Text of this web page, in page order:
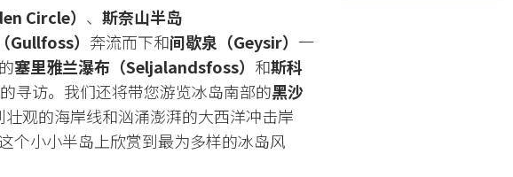
Circle） 、 斯奈山半岛
Gullfoss） 奔流而下和间歇泉（Geysir） 一
塞里雅兰瀑布（Seljalandsfoss） 和斯科
寻访。我们还将带您游览冰岛南部的黑沙
壮观的海岸线和汹涌澎湃的大西洋冲击岸
个小小半岛上欣赏到最为多样的冰岛风